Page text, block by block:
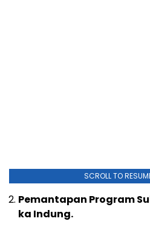
SCROLL TO
Pemantapan Program
ka Indung.